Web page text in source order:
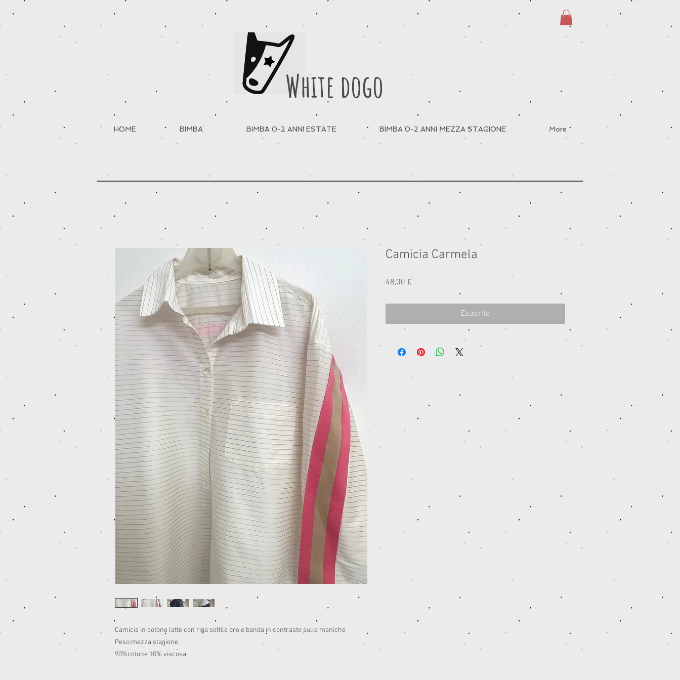
White dogo
HOME BIMBA BIMBA 0-2 ANNI ESTATE BIMBA 0-2 ANNI MEZZA STAGIONE More
Camicia in cotone latte con riga sottile oro e banda in contrasto sulle maniche
Peso:mezza stagione
90%cotone 10% viscosa
Camicia Carmela
48,00 €
Esaurito